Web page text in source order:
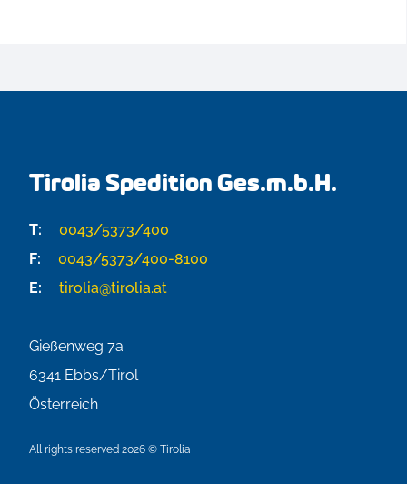
Tirolia Spedition Ges.m.b.H.
T:
0043/5373/400
F:
0043/5373/400-8100
E:
tirolia@tirolia.at
Gießenweg 7a
6341 Ebbs/Tirol
Österreich
All rights reserved 2026 © Tirolia